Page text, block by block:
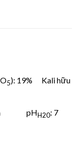
O5): 19% Kali hữu
ppm pHH20: 7